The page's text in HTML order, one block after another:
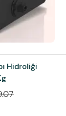
Hidroliği